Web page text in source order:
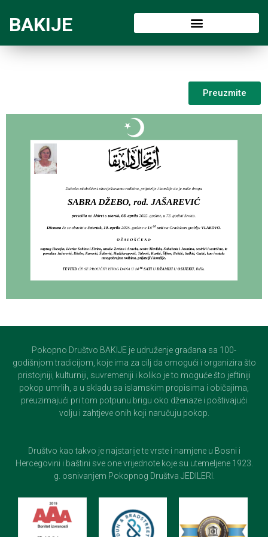
BAKIJE
Preuzmite
Pokopno Društvo BAKIJE je udruženje građana sa 100-
godišnjom tradicijom, koje ima za cilj da omogući i organizira što
pristojniji, kulturniji, suvremeniji i koliko je to moguće što jeftiniji
pokop umrlih, a u skladu sa islamskim propisima i običajima,
preuzimajući pri tom potpunu brigu oko dženaze i poštivajući
volju i zahtjeve onih koji naručuju pokop.
Društvo kao takvo je najstarije te vrste i namjene u Bosni i
Hercegovini i baštini sve one vrijednote koje su utemeljene 1923.
g. osnivanjem Pokopnog Društva JEDILERI.